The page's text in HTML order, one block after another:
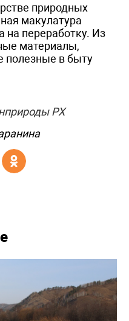
природных
макулатура
на переработку. Из
материалы,
полезные в быту
РХ